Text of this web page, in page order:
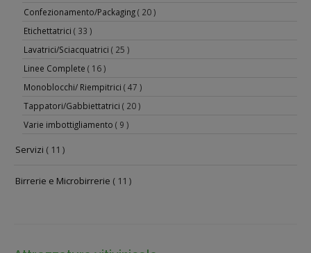
Confezionamento/Packaging ( 20 )
Etichettatrici ( 33 )
Lavatrici/Sciacquatrici ( 25 )
Linee Complete ( 16 )
Monoblocchi/ Riempitrici ( 47 )
Tappatori/Gabbiettatrici ( 20 )
Varie imbottigliamento ( 9 )
Servizi ( 11 )
Birrerie e Microbirrerie ( 11 )